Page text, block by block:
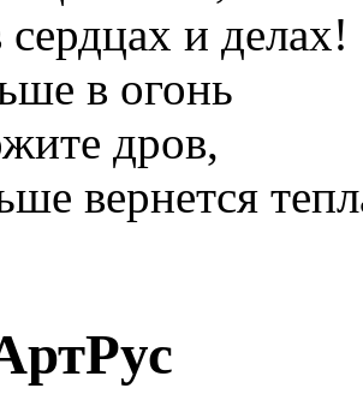
сердцах и делах!
в огонь
дров,
вернется